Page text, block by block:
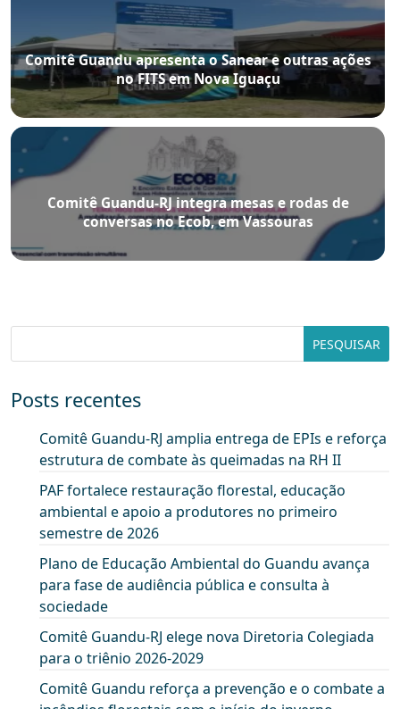
Comitê Guandu apresenta o Sanear e outras ações
no FITS em Nova Iguaçu
Comitê Guandu-RJ integra mesas e rodas de
conversas no Ecob, em Vassouras
Posts recentes
Comitê Guandu-RJ amplia entrega de EPIs e reforça
estrutura de combate às queimadas na RH II
PAF fortalece restauração florestal, educação
ambiental e apoio a produtores no primeiro
semestre de 2026
Plano de Educação Ambiental do Guandu avança
para fase de audiência pública e consulta à
sociedade
Comitê Guandu-RJ elege nova Diretoria Colegiada
para o triênio 2026-2029
Comitê Guandu reforça a prevenção e o combate a